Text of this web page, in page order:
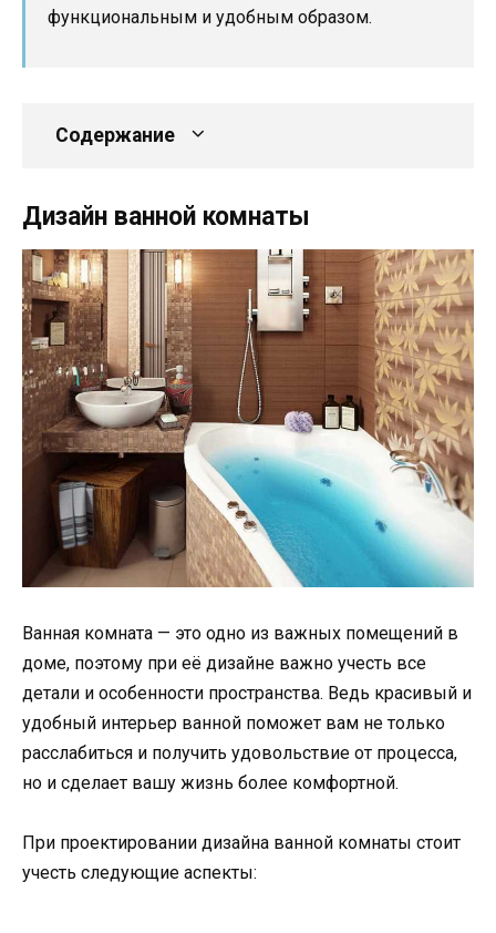
функциональным и удобным образом.
Содержание
Дизайн ванной комнаты
Ванная комната — это одно из важных помещений в
доме, поэтому при её дизайне важно учесть все
детали и особенности пространства. Ведь красивый и
удобный интерьер ванной поможет вам не только
расслабиться и получить удовольствие от процесса,
но и сделает вашу жизнь более комфортной.
При проектировании дизайна ванной комнаты стоит
учесть следующие аспекты: